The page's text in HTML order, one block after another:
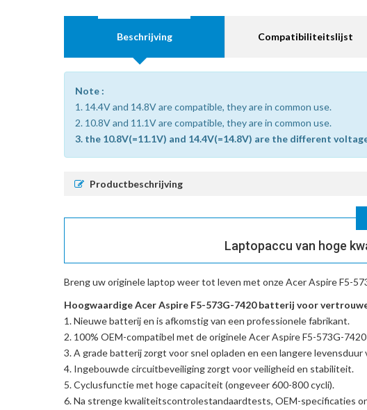
Beschrijving Compatibiliteitslijst
Note :
1. 14.4V and 14.8V are compatible, they are in common use.
2. 10.8V and 11.1V are compatible, they are in common use.
3. the 10.8V(=11.1V) and 14.4V(=14.8V) are the different
Productbeschrijving
Laptopaccu van hoge
Breng uw originele laptop weer tot leven met onzeAcer Aspire F5-
Hoogwaardige Acer Aspire F5-573G-7420 batterij voor
Nieuwe batterij en is afkomstig van een professionele fabrikant.
100% OEM-compatibel met deoriginele Acer Aspire F5-573G-7420
A grade batterij zorgt voor snel opladen en een langere levensduur
Ingebouwde circuitbeveiliging zorgt voor veiligheid en stabiliteit.
Cyclusfunctie met hoge capaciteit (ongeveer 600-800 cycli).
Na strenge kwaliteitscontrolestandaardtests, OEM-specificaties